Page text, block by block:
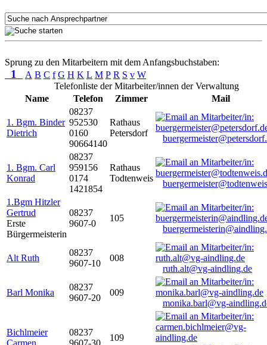
Sprung zu den Mitarbeitern mit dem Anfangsbuchstaben:
1 A B C f G H K L M P R S v W
Telefonliste der Mitarbeiter/innen der Verwaltung
Name
Telefon Zimmer Mail
1. Bgm. Binder
Dietrich
08237
952530
0160
90664140
Rathaus
Petersdorf
1. Bgm. Carl
Konrad
08237
959156
0174
1421854
Rathaus
Todtenweis
1.Bgm Hitzler
Gertrud
Erste
Bürgermeisterin
08237
9607-0
105
Alt Ruth
08237
9607-10
008
ruth.alt@vg-aindling.de
Barl Monika
08237
9607-20
009
monika.barl@vg-
Bichlmeier
08237
109